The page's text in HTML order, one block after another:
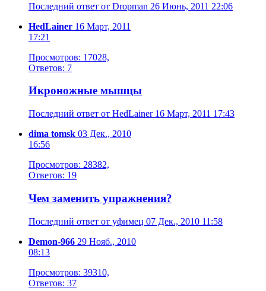
Последний ответ от Dropman 26 Июнь, 2011 22:06
HedLainer 16 Март, 2011
17:21
Просмотров: 17028,
Ответов: 7
Икроножные мышцы
Последний ответ от HedLainer 16 Март, 2011 17:43
dima tomsk 03 Дек., 2010
16:56
Просмотров: 28382,
Ответов: 19
Чем заменить упражнения?
Последний ответ от уфимец 07 Дек., 2010 11:58
Demon-966 29 Нояб., 2010
08:13
Просмотров: 39310,
Ответов: 37